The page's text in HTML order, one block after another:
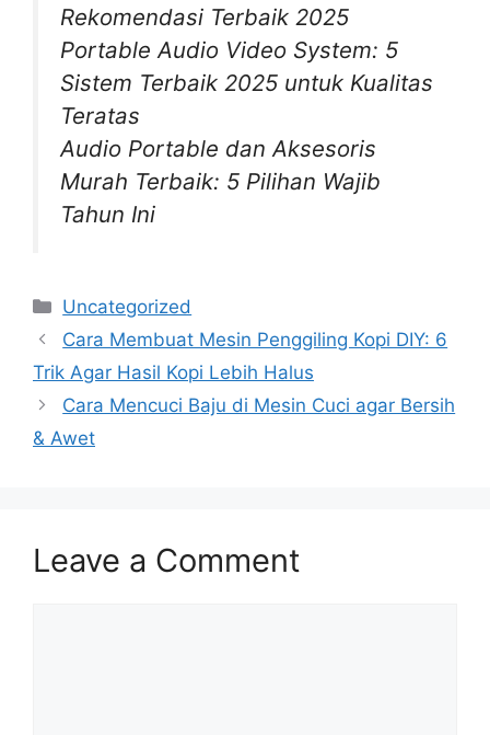
Rekomendasi Terbaik 2025
Portable Audio Video System: 5
Sistem Terbaik 2025 untuk Kualitas
Teratas
Audio Portable dan Aksesoris
Murah Terbaik: 5 Pilihan Wajib
Tahun Ini
Categories
Uncategorized
Cara Membuat Mesin Penggiling Kopi DIY: 6
Trik Agar Hasil Kopi Lebih Halus
Cara Mencuci Baju di Mesin Cuci agar Bersih
& Awet
Leave a Comment